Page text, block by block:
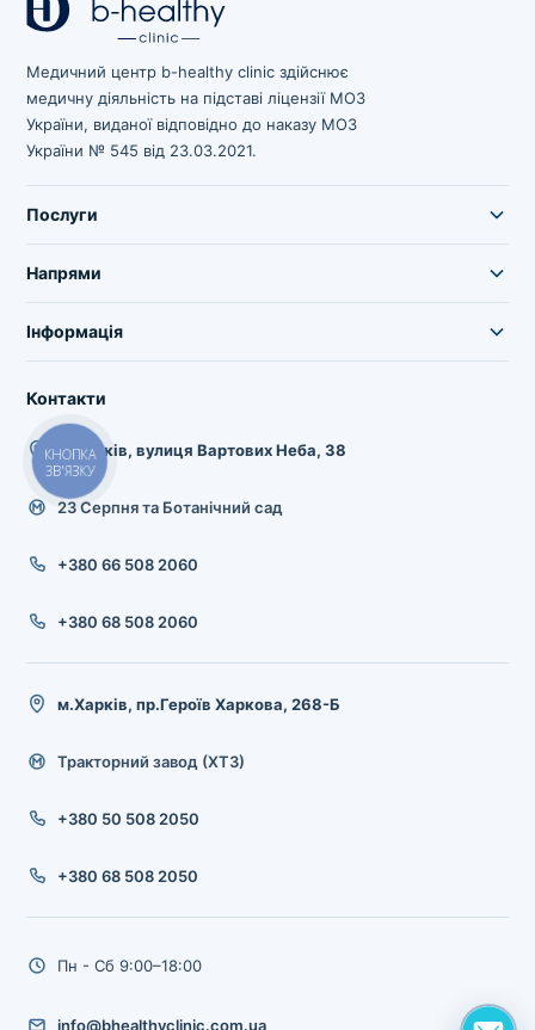
Медичний центр b-healthy clinic здійснює
медичну діяльність на підставі ліцензії МОЗ
України, виданої відповідно до наказу МОЗ
України № 545 від 23.03.2021.
Послуги
Напрями
Інформація
Контакти
м.Харків, вулиця Вартових Неба, 38
23 Серпня та Ботанічний сад
+380 66 508 2060
+380 68 508 2060
м.Харків, пр.Героїв Харкова, 268-Б
Тракторний завод (ХТЗ)
+380 50 508 2050
+380 68 508 2050
Пн - Сб 9:00–18:00
info@bhealthyclinic.com.ua
КНОПКА
ЗВ'ЯЗКУ